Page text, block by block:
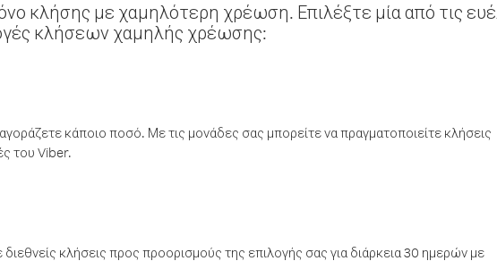
κλήσης με χαμηλότερη χρέωση. Επιλέξτε μία από τις
κλήσεων χαμηλής χρέωσης:
κάποιο ποσό. Με τις μονάδες σας μπορείτε να πραγματοποιείτε κλήσεις
του Viber.
κλήσεις προς προορισμούς της επιλογής σας για διάρκεια 30 ημερών με